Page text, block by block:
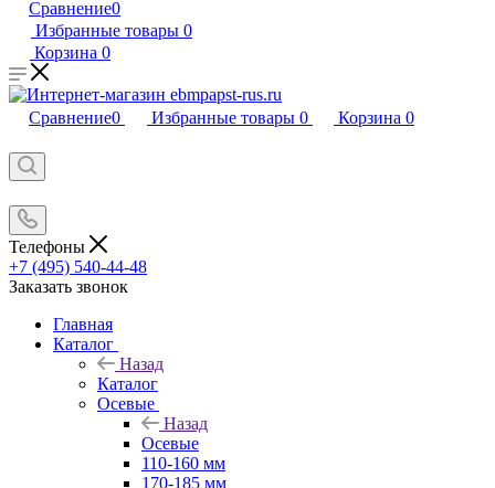
Сравнение0
Избранные товары 0
Корзина 0
Сравнение0 Избранные товары 0 Корзина 0
Телефоны
+7 (495) 540-44-48
Заказать звонок
Главная
Каталог
Назад
Каталог
Осевые
Назад
Осевые
110-160 мм
170-185 мм